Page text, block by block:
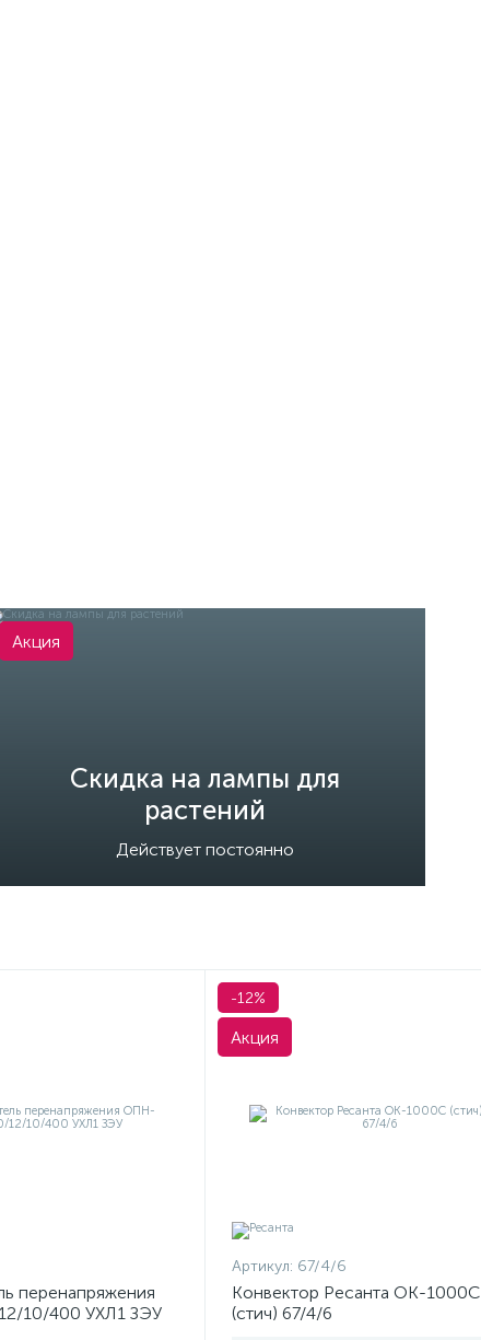
Скидка на лампы для
растений
Действует постоянно
Акция
перенапряжения
10/400 УХЛ1 ЗЭУ
-12%
Акция
Артикул: 67/4/6
Конвектор Ресанта ОК-1000С
(стич) 67/4/6